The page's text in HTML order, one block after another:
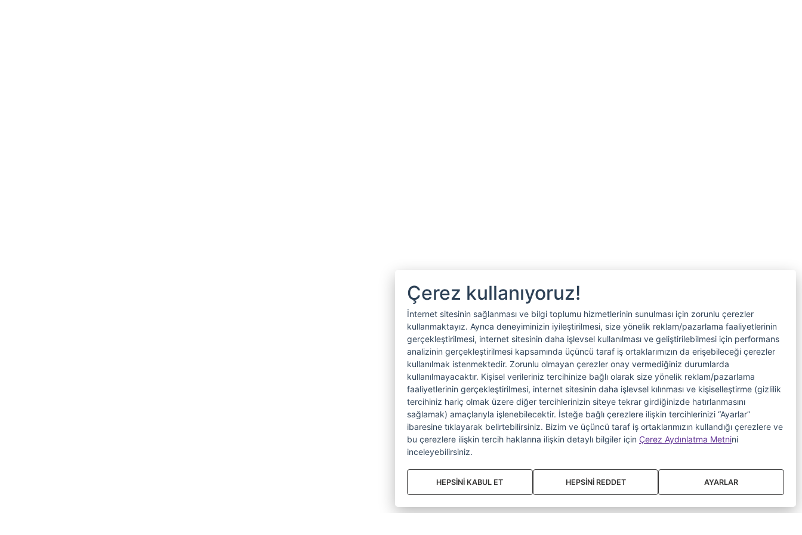
Çerez kullanıyoruz!
İnternet sitesinin sağlanması ve bilgi toplumu hizmetlerinin sunulması için zorunlu çerezler
kullanmaktayız. Ayrıca deneyiminizin iyileştirilmesi, size yönelik reklam/pazarlama faaliyetlerinin
gerçekleştirilmesi, internet sitesinin daha işlevsel kullanılması ve geliştirilebilmesi için performans
analizinin gerçekleştirilmesi kapsamında üçüncü taraf iş ortaklarımızın da erişebileceği çerezler
kullanılmak istenmektedir. Zorunlu olmayan çerezler onay vermediğiniz durumlarda
kullanılmayacaktır. Kişisel verileriniz tercihinize bağlı olarak size yönelik reklam/pazarlama
faaliyetlerinin gerçekleştirilmesi, internet sitesinin daha işlevsel kılınması ve kişiselleştirme (gizlilik
tercihiniz hariç olmak üzere diğer tercihlerinizin siteye tekrar girdiğinizde hatırlanmasını
sağlamak) amaçlarıyla işlenebilecektir. İsteğe bağlı çerezlere ilişkin tercihlerinizi “Ayarlar”
ibaresine tıklayarak belirtebilirsiniz. Bizim ve üçüncü taraf iş ortaklarımızın kullandığı çerezlere ve
bu çerezlere ilişkin tercih haklarına ilişkin detaylı bilgiler için Çerez Aydınlatma Metnini
inceleyebilirsiniz.
HEPSİNİ KABUL ET HEPSİNİ REDDET AYARLAR